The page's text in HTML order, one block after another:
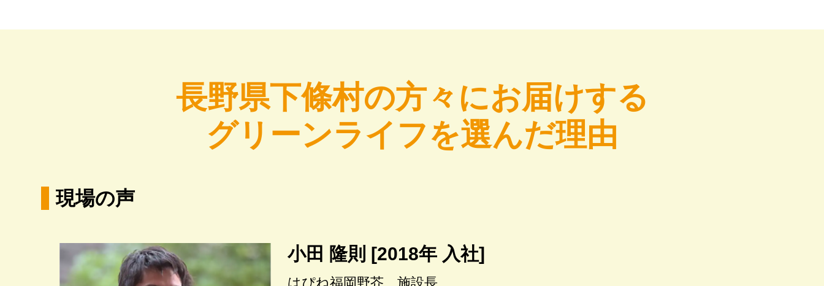
長野県下條村の方々にお届けする
グリーンライフを選んだ理由
現場の声
小田 隆則 [2018年 入社]
はぴね福岡野芥 施設長